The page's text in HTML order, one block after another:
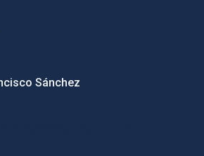
Sánchez